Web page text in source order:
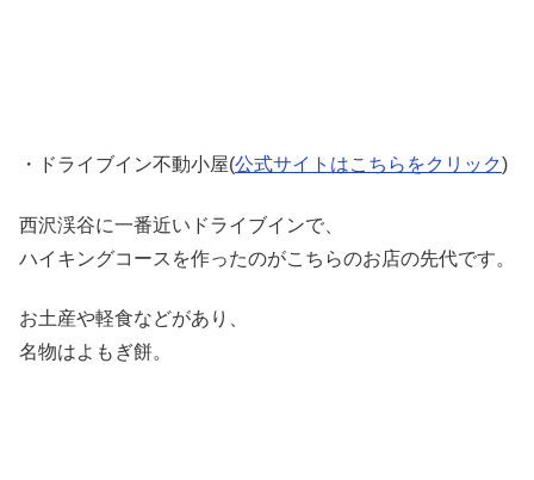
・ドライブイン不動小屋(公式サイトはこちらをクリック)
西沢渓谷に一番近いドライブインで、
ハイキングコースを作ったのがこちらのお店の先代です。
お土産や軽食などがあり、
名物はよもぎ餅。